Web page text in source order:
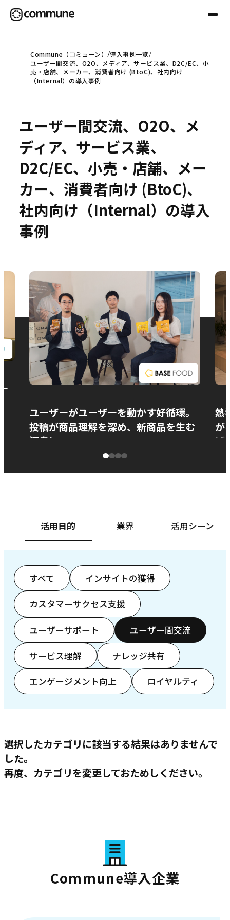
Communeについて
事例
セミナー
お役立ち情報
Commune（コミューン）
導入事例一覧
ユーザー間交流、O2O、メディア、サービス業、D2C/EC、小
売・店舗、メーカー、消費者向け (BtoC)、社内向け
（Internal）の導入事例
ユーザー間交流、O2O、メ
ディア、サービス業、
D2C/EC、小売・店舗、メー
カー、消費者向け (BtoC)、
社内向け（Internal）の導入
事例
ユーザーがユーザーを動かす好循環。
投稿が商品理解を深め、新商品を生む
源泉に
熱
が
ぱ
活用目的 業界 活用シーン
すべて インサイトの獲得
カスタマーサクセス支援
ユーザーサポート ユーザー間交流
サービス理解 ナレッジ共有
エンゲージメント向上 ロイヤルティ
選択したカテゴリに該当する結果はありませんで
した。
再度、カテゴリを変更しておためしください。
Commune導入企業